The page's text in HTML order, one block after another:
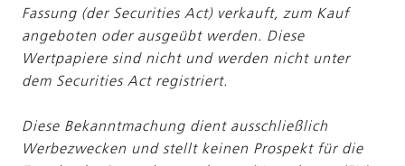
Fassung (der Securities Act) verkauft, zum Kauf
angeboten oder ausgeübt werden. Diese
Wertpapiere sind nicht und werden nicht unter
dem Securities Act registriert.
Diese Bekanntmachung dient ausschließlich
Werbezwecken und stellt keinen Prospekt für die